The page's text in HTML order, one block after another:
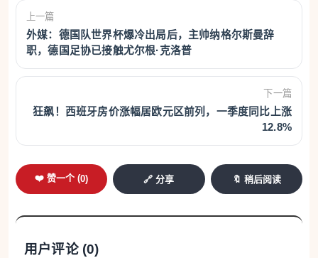
上一篇
外媒：德国队世界杯爆冷出局后，主帅纳格尔斯曼辞
职，德国足协已接触尤尔根·克洛普
下一篇
狂飙！西班牙房价涨幅居欧元区前列，一季度同比上涨
12.8%
❤️ 赞一个 (0) 🔗 分享 🔖 稍后阅读
用户评论 (0)